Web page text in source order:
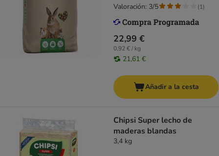
22,99 €
0,92 € / kg
21,61 €
Valoración: 3/5 (1)
Añadir a la cesta
Chipsi Super lecho de
maderas blandas
3,4 kg